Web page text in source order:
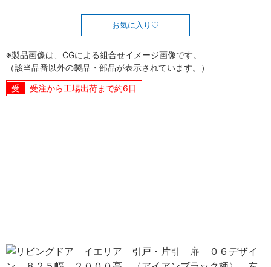
お気に入り
※製品画像は、CGによる組合せイメージ画像です。
（該当品番以外の製品・部品が表示されています。）
受注から工場出荷まで約6日